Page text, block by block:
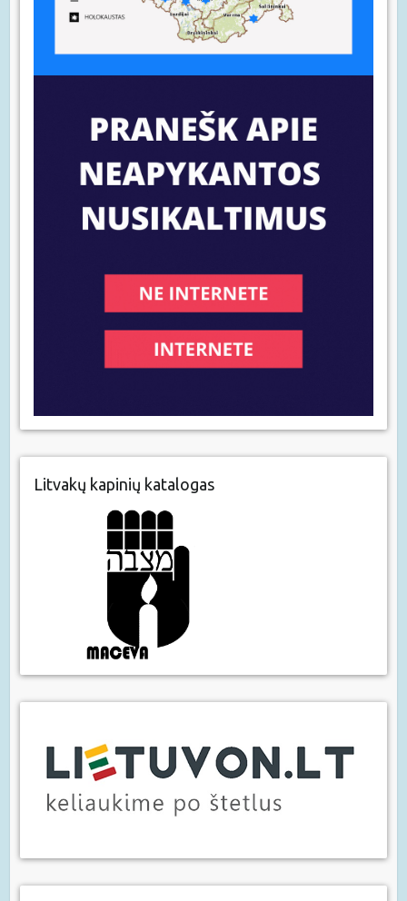
Litvakų kapinių katalogas